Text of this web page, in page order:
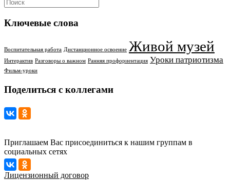
Ключевые слова
Воспитательная работа Дистанционное освоение Живой музей
Интерактив Разговоры о важном Ранняя профориентация Уроки патриотизма
Фильм-уроки
Поделиться с коллегами
Приглашаем Вас присоединиться к нашим группам в
социальных сетях
Лицензионный договор